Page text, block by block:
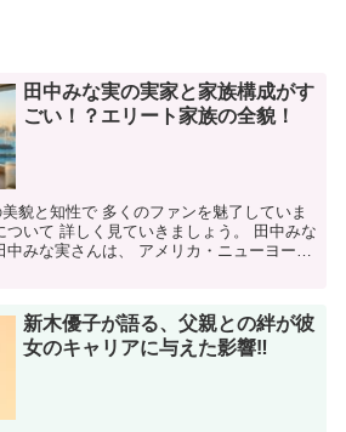
田中みな実の実家と家族構成がす
ごい！？エリート家族の全貌！
貌と知性で 多くのファンを魅了していま
ついて 詳しく見ていきましょう。 田中みな
みな実さんは、 アメリカ・ニューヨーク
新木優子が語る、父親との絆が彼
女のキャリアに与えた影響‼